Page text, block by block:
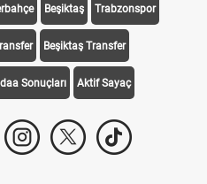
Beşiktaş Trabzonspor
Beşiktaş Transfer
Sonuçları Aktif Sayaç